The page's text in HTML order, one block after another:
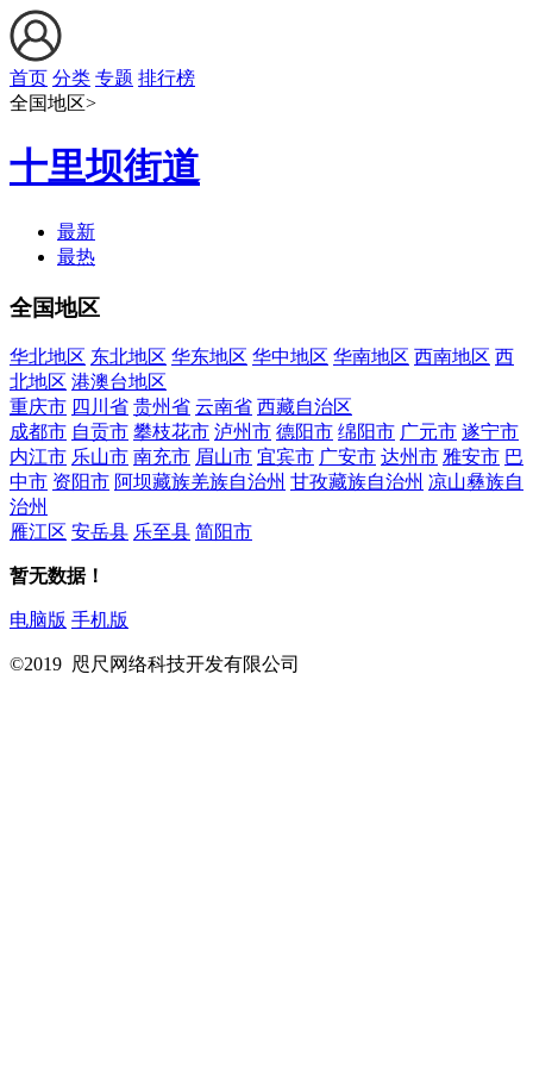
首页 分类 专题 排行榜
全国地区>
十里坝街道
最新
最热
全国地区
华北地区 东北地区 华东地区 华中地区 华南地区 西南地区 西
北地区 港澳台地区
重庆市 四川省 贵州省 云南省 西藏自治区
成都市 自贡市 攀枝花市 泸州市 德阳市 绵阳市 广元市 遂宁市
内江市 乐山市 南充市 眉山市 宜宾市 广安市 达州市 雅安市 巴
中市 资阳市 阿坝藏族羌族自治州 甘孜藏族自治州 凉山彝族自
治州
雁江区 安岳县 乐至县 简阳市
暂无数据！
电脑版 手机版
©2019 咫尺网络科技开发有限公司